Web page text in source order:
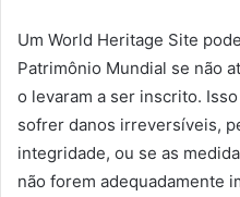
Um World Heritage Site
Patrimônio Mundial se não
o levaram a ser inscrito.
sofrer danos irreversíveis,
integridade, ou se as
não forem adequadamente